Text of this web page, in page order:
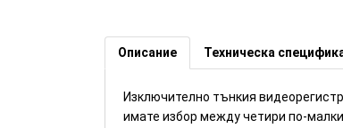
Ултратънък
Описание Техническа
Изключително тънкия
имате избор между четири по-